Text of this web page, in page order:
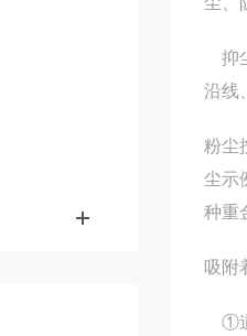
抑
沿线
粉尘
尘示
种重
吸附
①道